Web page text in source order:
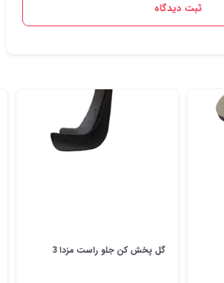
ثبت دیدگاه
گل پخش کن جلو راست مزدا 3